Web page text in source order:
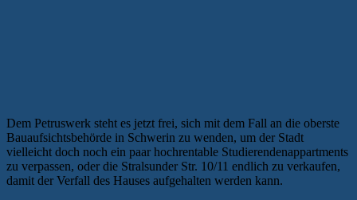
Dem Petruswerk steht es jetzt frei, sich mit dem Fall an die oberste
Bauaufsichtsbehörde in Schwerin zu wenden, um der Stadt
vielleicht doch noch ein paar hochrentable Studierendenappartments
zu verpassen, oder die Stralsunder Str. 10/11 endlich zu verkaufen,
damit der Verfall des Hauses aufgehalten werden kann.